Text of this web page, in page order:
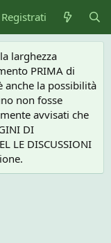
Registrati
larghezza
PRIMA di
anche la possibilità
non fosse
avvisati che
DI
LE DISCUSSIONI